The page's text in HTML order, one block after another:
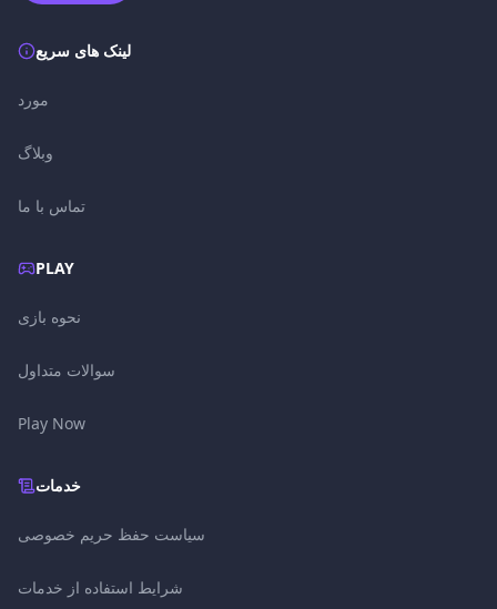
لینک های سریع
مورد
وبلاگ
تماس با ما
PLAY
نحوه بازی
سوالات متداول
Play Now
خدمات
سیاست حفظ حریم خصوصی
شرایط استفاده از خدمات